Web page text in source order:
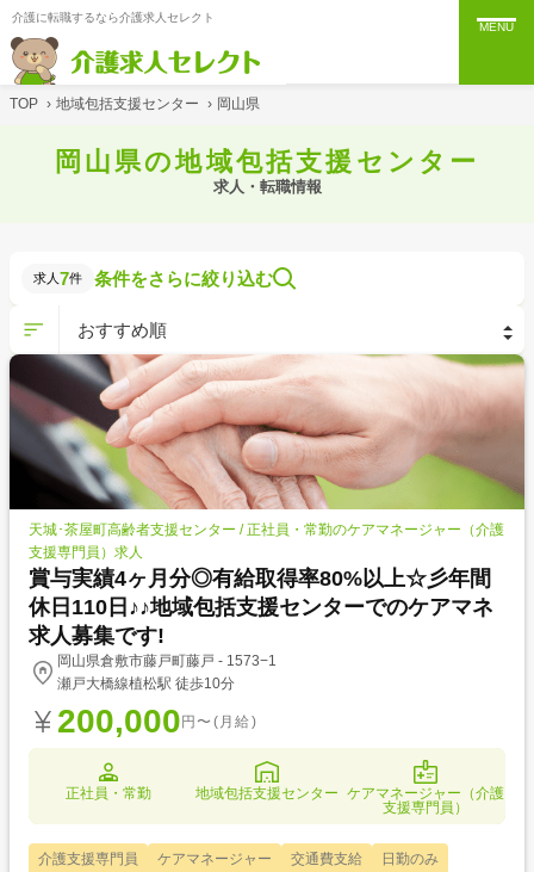
介護に転職するなら介護求人セレクト
MENU
TOP › 地域包括支援センター › 岡山県
岡山県の地域包括支援センター
求人・転職情報
求人 7件 条件をさらに絞り込む
天城･茶屋町高齢者支援センター / 正社員・常勤のケアマネージャー（介護
支援専門員）求人
賞与実績4ヶ月分◎有給取得率80%以上☆彡年間
休日110日♪♪地域包括支援センターでのケアマネ
求人募集です!
岡山県倉敷市藤戸町藤戸 - 1573−1
瀬戸大橋線植松駅 徒歩10分
200,000 円〜(月給)
正社員・常勤 地域包括支援センター ケアマネージャー（介護
支援専門員）
介護支援専門員 ケアマネージャー 交通費支給
日勤のみ